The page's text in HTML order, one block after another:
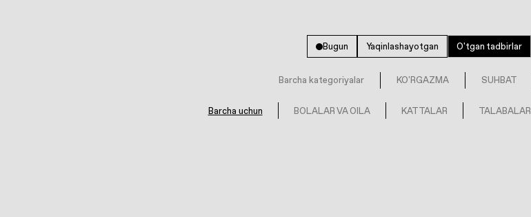
Bugun Yaqinlashayotgan O'tgan tadbirlar
Barcha kategoriyalar KO'RGAZMA SUHBAT
Barcha uchun BOLALAR VA OILA KATTALAR TALABALAR